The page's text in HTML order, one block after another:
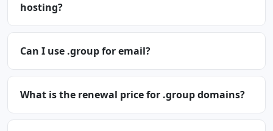
hosting?
Can I use .group for email?
What is the renewal price for .group domains?